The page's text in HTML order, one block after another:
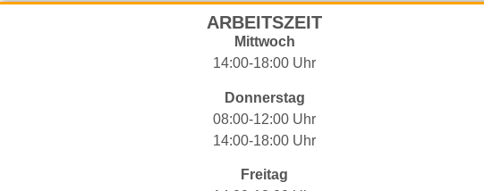
ARBEITSZEIT
Mittwoch
14:00-18:00 Uhr
Donnerstag
08:00-12:00 Uhr
14:00-18:00 Uhr
Freitag